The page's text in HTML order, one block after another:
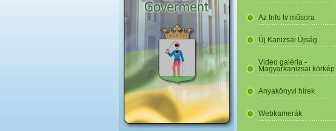
Az Info tv műsora
Új Kanizsai Újság
Video galéria -
Magyarkanizsai körkép
Anyakönyvi hírek
Webkamerák